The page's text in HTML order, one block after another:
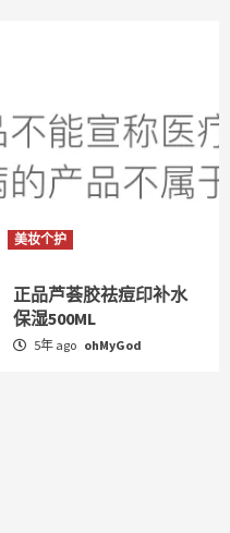
美妆个护
正品芦荟胶祛痘印补水
保湿500ML
5年 ago ohMyGod